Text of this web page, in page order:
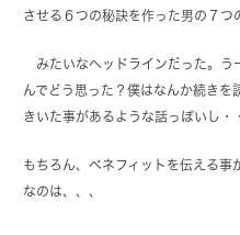
させる６つの秘訣を作った男の７つ
みたいなヘッドラインだった。う
んでどう思った？僕はなんか続きを
きいた事があるような話っぽいし・
もちろん、ベネフィットを伝える事
なのは、、、